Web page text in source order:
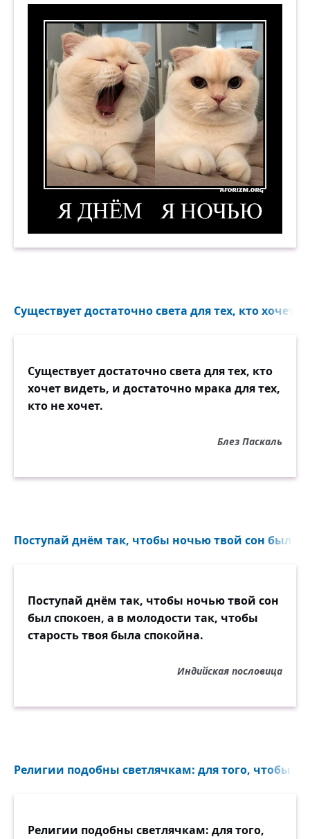
словно соль, проступал,
незаметный в окно,
ослепительный Путь —
будто льётся вино
и вздымается грудь.
Ветер, ветер пришёл,
шелестит у окна.
Укрывается ствол
за квадрат полотна.
И трепещут цветы
у него позади
на краю темноты,
словно сердце в груди.
от метафоры вспять,
глушит звуки езды
по дистанции всей.
Существует достаточно света для тех, кто хочет
Существует достаточно света для тех, кто
хочет видеть, и достаточно мрака для тех,
кто не хочет.
Блез Паскаль
Поступай днём так, чтобы ночью твой сон был
Поступай днём так, чтобы ночью твой сон
был спокоен, а в молодости так, чтобы
старость твоя была спокойна.
Индийская пословица
Религии подобны светлячкам: для того, чтобы
Религии подобны светлячкам: для того,